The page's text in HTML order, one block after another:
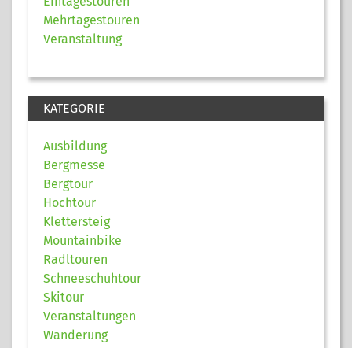
Mehrtagestouren
Veranstaltung
KATEGORIE
Ausbildung
Bergmesse
Bergtour
Hochtour
Klettersteig
Mountainbike
Radltouren
Schneeschuhtour
Skitour
Veranstaltungen
Wanderung